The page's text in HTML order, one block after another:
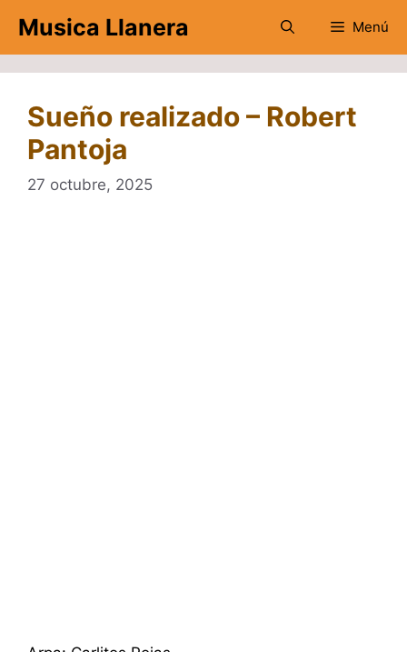
contenido
Musica Llanera Menú
Sueño realizado – Robert
Pantoja
27 octubre, 2025